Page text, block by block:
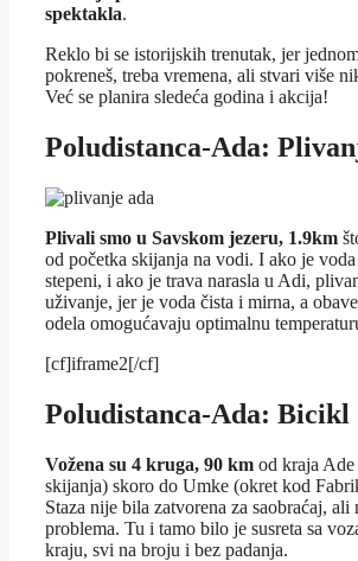
spektakla.
Reklo bi se istorijskih trenutak, jer
pokreneš, treba vremena, ali stvari više
Već se planira sledeća godina i akcija!
Poludistanca-Ada:
Plivali smo u Savskom jezeru, 1.9km
od početka skijanja na vodi. I ako je
stepeni, i ako je trava narasla u Adi,
uživanje, jer je voda čista i mirna, a
odela omogućavaju optimalnu
[cf]iframe2[/cf]
Poludistanca-Ada: Bicikl
Vožena su 4 kruga, 90 km od kraja
skijanja) skoro do Umke (okret kod
Staza nije bila zatvorena za saobraćaj,
problema. Tu i tamo bilo je susreta sa
kraju, svi na broju i bez padanja.